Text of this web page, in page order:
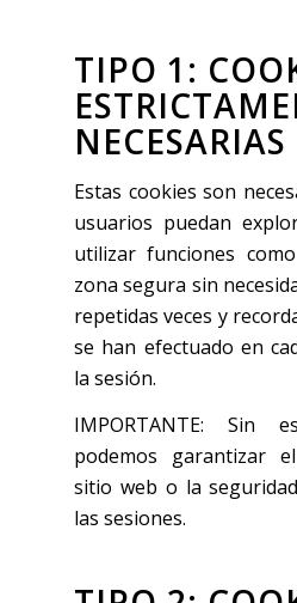
TIPO 1:
NECESARIAS
Estas cookies son
usuarios puedan
utilizar funciones
zona segura sin
repetidas veces y
se han efectuado en
la sesión.
IMPORTANTE: Sin
podemos garantizar
sitio web o la
las sesiones.